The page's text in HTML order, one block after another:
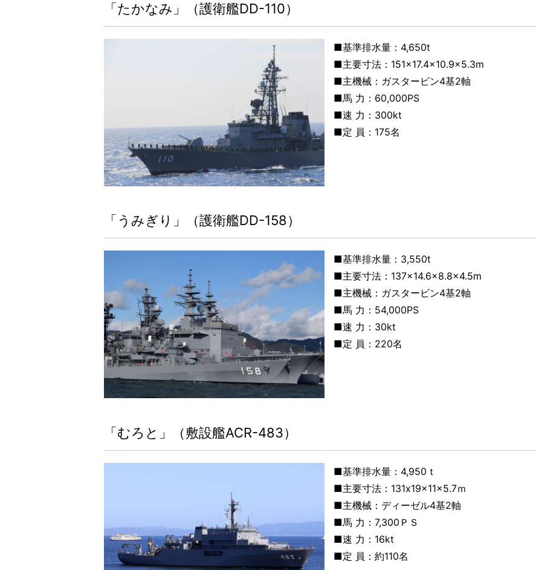
「たかなみ」（護衛艦DD-110）
■基準排水量：4,650t
■主要寸法：151×17.4×10.9×5.3m
■主機械：ガスタービン4基2軸
■馬 力：60,000PS
■速 力：300kt
■定 員：175名
「うみぎり」（護衛艦DD-158）
■基準排水量： 3,550t
■主要寸法： 137×14.6×8.8×4.5m
■主機械： ガスタービン4基2軸
■馬 力： 54,000PS
■速 力： 30kt
■定 員： 220名
「むろと」（敷設艦ACR-483）
■基準排水量：4,950 ｔ
■主要寸法：131x19x11x5.7ｍ
■主機械： ディーゼル4基2軸
■馬 力：7,300 ＰＳ
■速 力：16kt
■定 員： 約110名